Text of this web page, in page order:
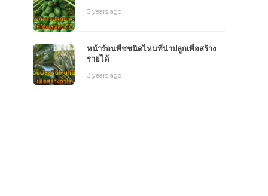
3 years ago
หน้าร้อนพืชชนิดไหนที่น่าปลูกเพื่อสร้าง
รายได้
3 years ago